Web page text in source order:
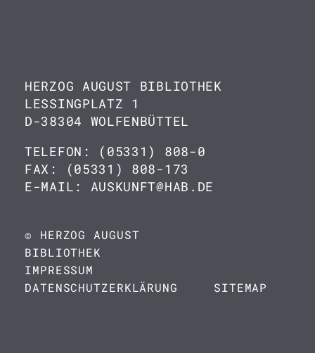
HERZOG AUGUST BIBLIOTHEK
LESSINGPLATZ 1
D-38304 WOLFENBÜTTEL
TELEFON: (05331) 808-0
FAX: (05331) 808-173
E-MAIL: AUSKUNFT@HAB.DE
© HERZOG AUGUST
BIBLIOTHEK
IMPRESSUM
DATENSCHUTZERKLÄRUNG
SITEMAP